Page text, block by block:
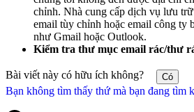
Bạn không tìm thấy thứ mà bạn đang tìm
chỉnh. Nhà cung cấp dịch vụ lưu
email tùy chỉnh hoặc email công ty
như Gmail hoặc Outlook.
Kiểm tra thư mục email rác/thư
Bài viết này có hữu ích không? Có